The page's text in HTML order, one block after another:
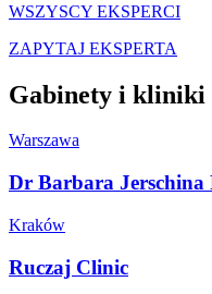
WSZYSCY EKSPERCI
ZAPYTAJ EKSPERTA
Gabinety i kliniki
Warszawa
Dr Barbara
Kraków
Ruczaj Clinic